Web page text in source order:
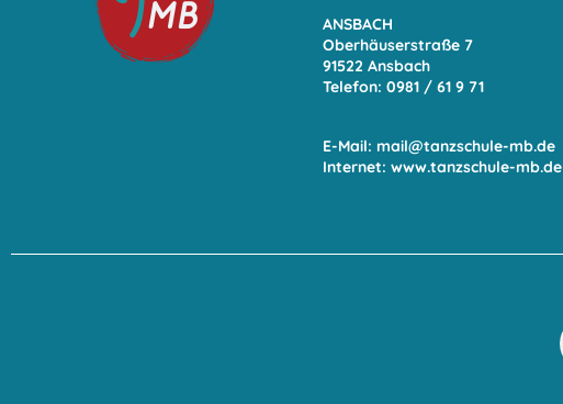
ANSBACH
Oberhäuserstraße 7
91522 Ansbach
Telefon: 0981 / 61 9 71
E-Mail: mail@tanzschule-mb.de
Internet: www.tanzschule-mb.de